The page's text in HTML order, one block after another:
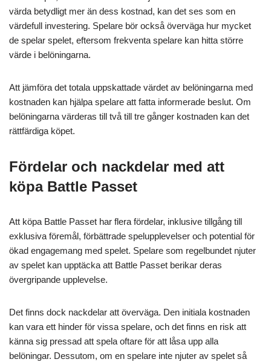
värda betydligt mer än dess kostnad, kan det ses som en
värdefull investering. Spelare bör också överväga hur mycket
de spelar spelet, eftersom frekventa spelare kan hitta större
värde i belöningarna.
Att jämföra det totala uppskattade värdet av belöningarna med
kostnaden kan hjälpa spelare att fatta informerade beslut. Om
belöningarna värderas till två till tre gånger kostnaden kan det
rättfärdiga köpet.
Fördelar och nackdelar med att
köpa Battle Passet
Att köpa Battle Passet har flera fördelar, inklusive tillgång till
exklusiva föremål, förbättrade spelupplevelser och potential för
ökad engagemang med spelet. Spelare som regelbundet njuter
av spelet kan upptäcka att Battle Passet berikar deras
övergripande upplevelse.
Det finns dock nackdelar att överväga. Den initiala kostnaden
kan vara ett hinder för vissa spelare, och det finns en risk att
känna sig pressad att spela oftare för att låsa upp alla
belöningar. Dessutom, om en spelare inte njuter av spelet så